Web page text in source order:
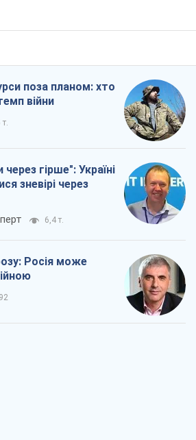
поза планом: хто
війни
т.
гірше": Україні
зневірі через
6,4 т.
Росія може